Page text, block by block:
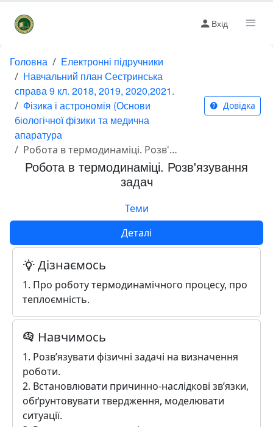
Вхід
Головна
Електронні підручники
Навчальний план Сестринська
справа 9 кл. 2018, 2019, 2020,2021.
Фізика і астрономія (Основи
біологічної фізики та медична
апаратура
Робота в термодинаміці. Розв'язування задач
Довідка
Робота в термодинаміці. Розв'язування
задач
Теми
Деталі
Дізнаємось
1. Про роботу термодинамічного процесу, про
теплоємність.
Навчимось
1. Розв’язувати фізичні задачі на визначення
роботи.
2. Встановлювати причинно-наслідкові зв’язки,
обґрунтовувати твердження, моделювати
ситуації.